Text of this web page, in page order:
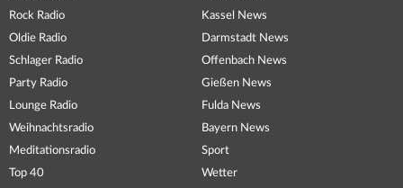
Rock Radio
Oldie Radio
Schlager Radio
Party Radio
Lounge Radio
Weihnachtsradio
Meditationsradio
Top 40
Kassel News
Darmstadt News
Offenbach News
Gießen News
Fulda News
Bayern News
Sport
Wetter